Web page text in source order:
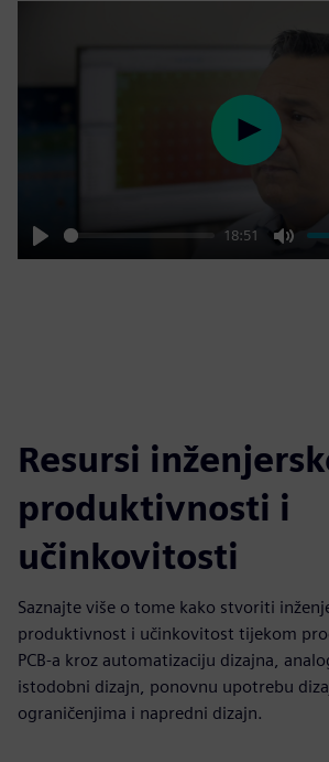
Play
18:51
Mute
Play
Resursi
produktivnosti i
učinkovitosti
Saznajte više o tome kako stvoriti
produktivnost i učinkovitost tijekom
PCB-a kroz automatizaciju dizajna,
istodobni dizajn, ponovnu upotrebu
ograničenjima i napredni dizajn.